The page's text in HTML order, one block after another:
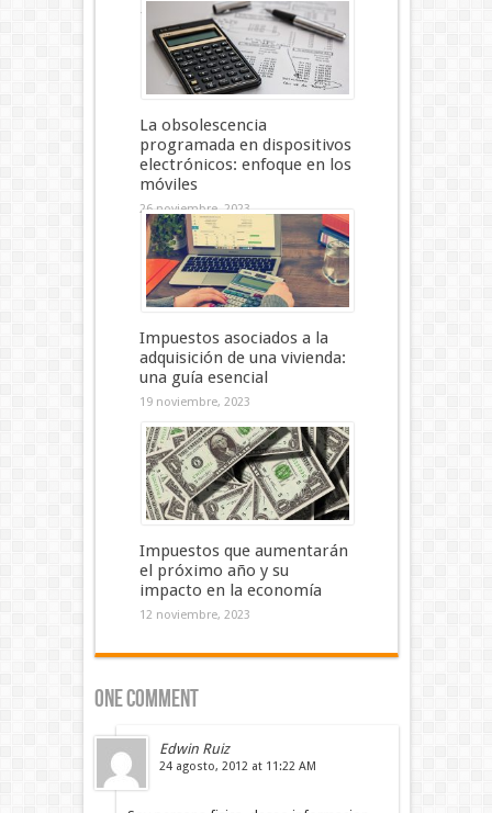
10 enero, 2024
La obsolescencia
programada en dispositivos
electrónicos: enfoque en los
móviles
26 noviembre, 2023
Impuestos asociados a la
adquisición de una vivienda:
una guía esencial
19 noviembre, 2023
Impuestos que aumentarán
el próximo año y su
impacto en la economía
12 noviembre, 2023
One comment
Edwin Ruiz
24 agosto, 2012 at 11:22 AM